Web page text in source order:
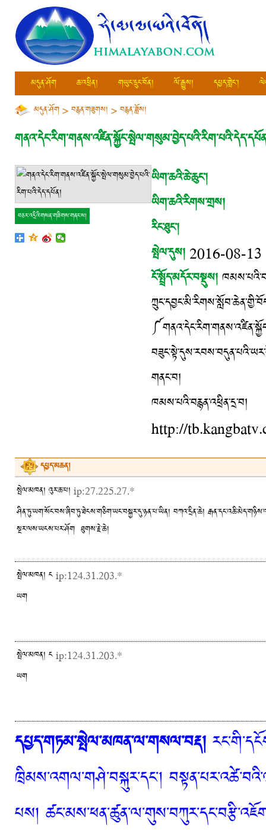
མདུན་ཤོག ཆ་འཕྲིན། གཡུང་དྲུང་བོན། ལོ་རྒྱུས། དཔྱད་གླེང་།
མདུན་ཤོག>བརྙན་གཟུགས། >བརྙན་ཟློས།
བཅར་འདྲིའི་གསན་གཟིགས་གནང་ས།
ཡིག་ཆའི་ཆེ་ཆུང་།
ཡིག་ཆའི་རིགས་གྲས།
རིང་ཐུང་།
སྤེལ་དུས།2016-08-13
ངོ་སྤྲོད་མདོར་བསྡུས།
གནང་བ།
ཁམས་པའི་བརྙན་འཕྲིན་དྲ་བ།
http://
དཔྱད་མཆན།
སྤེལ་མཁན། འུར་ཆ་པ། ip:27.225.27.*
ཤིན་ཏུ་ཡག་སོང་བས་ཞིབ་ཏུ་ཐེངས་གཅིག་ཡང་བསྐྱར་དུ་ཉན་པ་ཡིན། བཀའ་དྲིན་ཆེ།
སྔར་ལས་ཡངས་པར་ཤོག ཐུགས་རྗེ་ཆེ།
སྤེལ་མཁན། ངip:124.31.203.*
ཡག
སྤེལ་མཁན། ངip:124.31.203.*
ཡག
དཔྱད་གཏམ་སྤེལ་མཁན་ལ་གསལ་བརྡ།
ཁྲིམས་འགལ་གཤེ་བསྐུར་དང་།
པས།